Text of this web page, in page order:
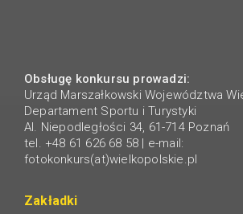
Obsługę konkursu prowadzi:
Urząd Marszałkowski Województwa
Departament Sportu i Turystyki
Al. Niepodległości 34, 61-714 Poznań
tel. +48 61 626 68 58 | e-mail:
fotokonkurs(at)wielkopolskie.pl
Zakładki